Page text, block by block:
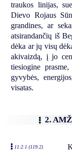
traukos linijas,
Dievo Rojaus
grandines, ar
atsirandančių iš
dėka ar jų visų
akivaizdą, į jo
tiesiogine
gyvybės,
visatas.
2.
11:2.1 (119.2)